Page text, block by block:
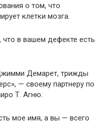
о том, что
клетки мозга.
в вашем дефекте есть
Демарет, трижды
— своему партнеру по
Т. Агню.
мое имя, а вы — всего